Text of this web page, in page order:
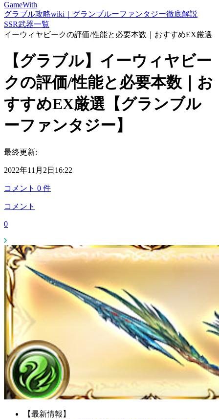
GameWith
グラブル攻略wiki｜グランブルーファンタジー徹底解説
SSR武器一覧
イーウィヤビークの評価/性能と必要本数｜おすすめEX厳選
【グラブル】イーウィヤビー
クの評価/性能と必要本数｜お
すすめEX厳選【グランブル
ーファンタジー】
最終更新:
2022年11月2日16:22
コメント 0 件
コメント
0
【最新情報】